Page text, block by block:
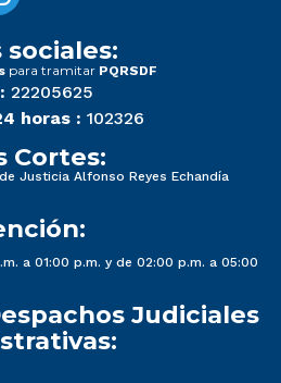
para tramitar PQRSDF
22205625
horas : 102326
Cortes:
Justicia Alfonso Reyes Echandía
a 01:00 p.m. y de 02:00 p.m. a 05:00
Judiciales